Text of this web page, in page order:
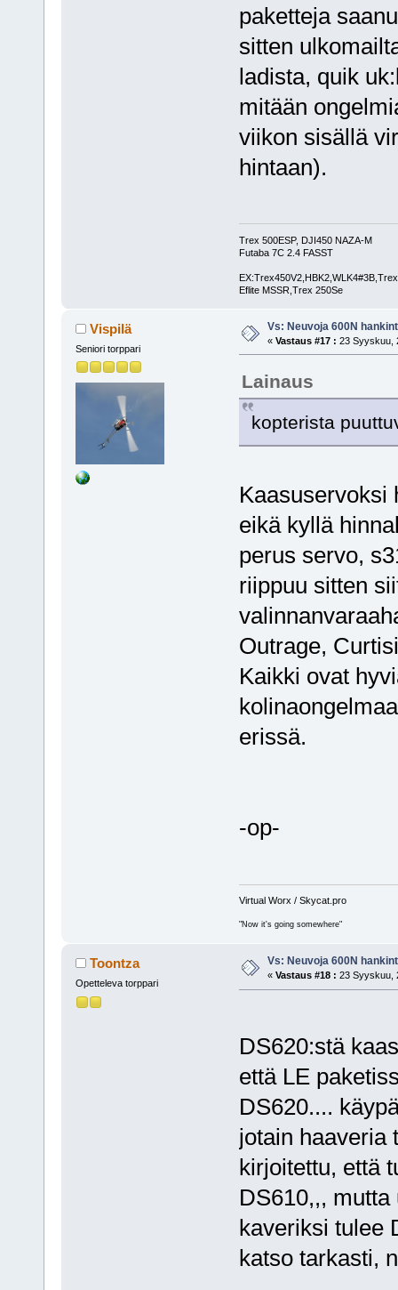
paketteja
sitten
ladista, quik
mitään
viikon sisällä
hintaan).
Trex 500ESP, DJI450 NAZA-M
Futaba 7C 2.4 FASST
Eflite MSSR,Trex 250Se
Vispilä
Seniori torppari
Vs: Neuvoja 600N
« Vastaus #17 : 23 Syyskuu,
Lainaus
kopterista
Kaasuservoksi
eikä kyllä
perus servo,
riippuu sitten
Outrage,
Kaikki ovat
erissä.
-op-
Virtual Worx / Skycat.pro
"Now it's going somewhere"
Toontza
Opetteleva torppari
Vs: Neuvoja 600N
« Vastaus #18 : 23 Syyskuu,
DS620:stä
että LE
DS620....
jotain haaveria
kirjoitettu, että
DS610,,,
kaveriksi tulee
katso tarkasti,